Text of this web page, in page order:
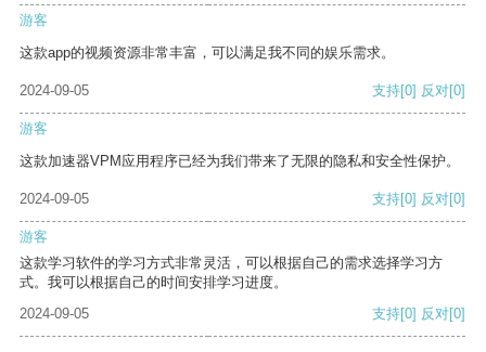
游客
这款app的视频资源非常丰富，可以满足我不同的娱乐需求。
2024-09-05 支持[0] 反对[0]
游客
这款加速器VPM应用程序已经为我们带来了无限的隐私和安全性保护。
2024-09-05 支持[0] 反对[0]
游客
这款学习软件的学习方式非常灵活，可以根据自己的需求选择学习方
式。我可以根据自己的时间安排学习进度。
2024-09-05
支持[0] 反对[0]